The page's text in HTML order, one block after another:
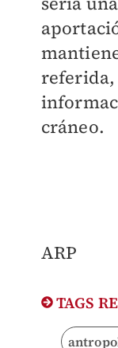
referida,
cráneo.
ARP
TAGS